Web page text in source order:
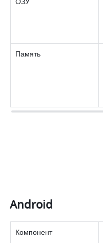
Память
Android
Компонент